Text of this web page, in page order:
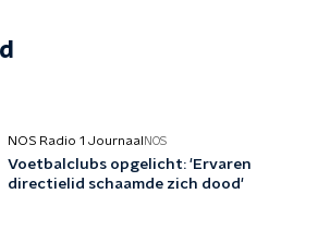
NOS Radio 1 Journaal NOS
Voetbalclubs opgelicht: 'Ervaren
directielid schaamde zich dood'